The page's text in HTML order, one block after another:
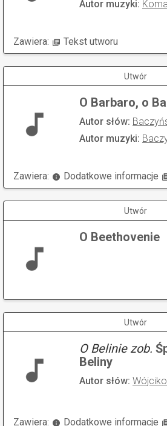
Autor muzyki:
Zawiera: Tekst utworu
Utwór
O Barbaro, o
Autor słów:
Autor muzyki:
Zawiera: Dodatkowe informacje
Utwór
O Beethovenie
Utwór
O Belinie zob.
Beliny
Autor słów:
Zawiera: Dodatkowe informacje